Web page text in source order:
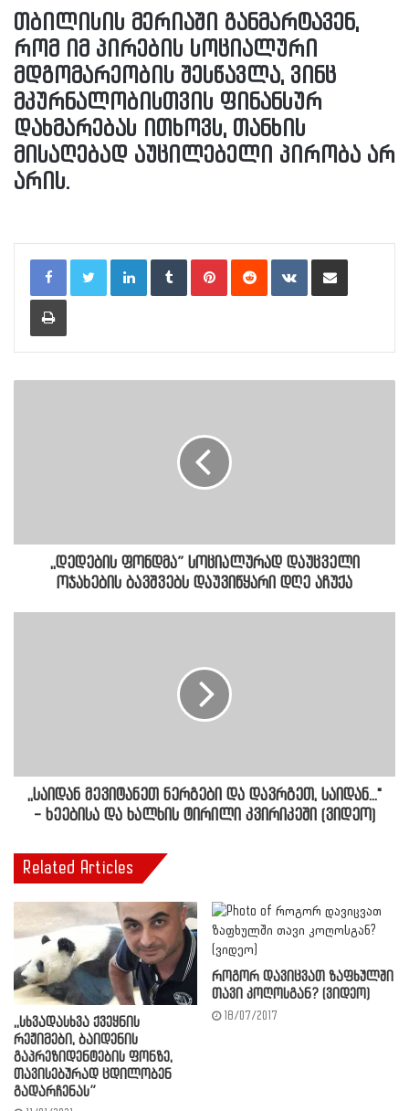
თბილისის მერიაში განმარტავენ,
რომ იმ პირების სოციალური
მდგომარეობის შესწავლა, ვინც
მკურნალობისთვის ფინანსურ
დახმარებას ითხოვს, თანხის
მისაღებად აუცილებელი პირობა არ
არის.
LinkedInTumblr PinterestReddit VKontakteShare via Email
Print
,,დედების ფონდმა” სოციალურად დაუცველი
ოჯახების ბავშვებს დაუვიწყარი დღე აჩუქა
,,საიდან მევიტანეთ ნერგები და დავრგეთ, საიდან..."
- ხეებისა და ხალხის ტირილი კვირიკეში (ვიდეო)
Related Articles
,,სხვადასხვა ქვეყნის
რეჟიმები, ბაიდენის
გაპრეზიდენტების ფონზე,
თავისებურად ცდილობენ
გადარჩენას”
როგორ დავიცვათ ზაფხულში
თავი კოღოსგან? (ვიდეო)
18/07/2017